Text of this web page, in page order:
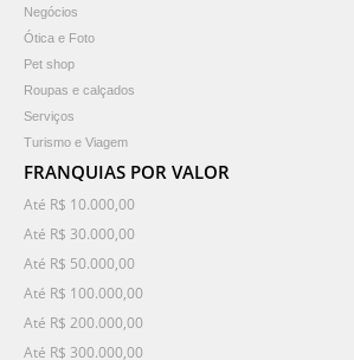
Negócios
Ótica e Foto
Pet shop
Roupas e calçados
Serviços
Turismo e Viagem
FRANQUIAS POR VALOR
Até R$ 10.000,00
Até R$ 30.000,00
Até R$ 50.000,00
Até R$ 100.000,00
Até R$ 200.000,00
Até R$ 300.000,00